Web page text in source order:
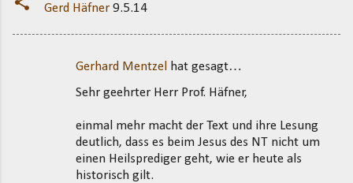
Gerd Häfner 9.5.14
Gerhard Mentzel
hat gesagt…
Sehr geehrter Herr Prof. Häfner,
einmal mehr macht der Text und ihre Lesung
deutlich, dass es beim Jesus des NT nicht um
einen Heilsprediger geht, wie er heute als
historisch gilt.